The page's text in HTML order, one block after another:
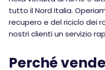
tutto il Nord Italia.
recupero e del riciclo dei
nostri clienti un servizio
Perché